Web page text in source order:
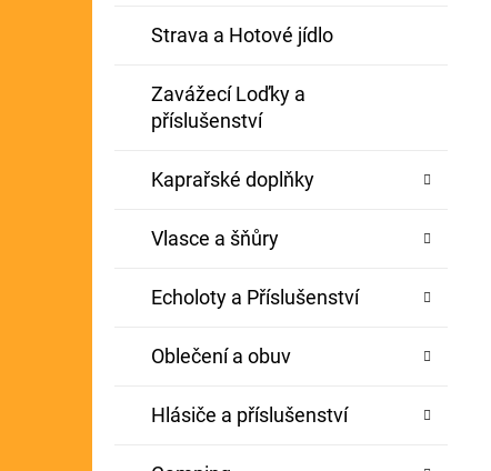
Strava a Hotové jídlo
Zavážecí Loďky a
příslušenství
Kaprařské doplňky
Vlasce a šňůry
Echoloty a Příslušenství
Oblečení a obuv
Hlásiče a příslušenství